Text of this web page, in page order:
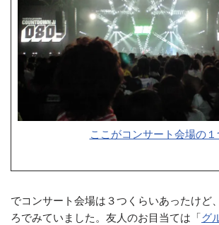
ここがコンサート会場の１
でコンサート会場は３つくらいあったけど
ろでみていました。友人のお目当ては「グ